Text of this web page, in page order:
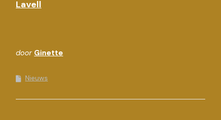
Lavell
door Ginette
Nieuws